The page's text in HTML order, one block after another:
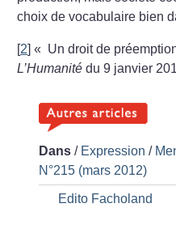
choix de vocabulaire bien
[2]« Un droit de
L’Humanité du 9 janvier
Dans / Expression /
N°215 (mars 2012)
Edito Facholand